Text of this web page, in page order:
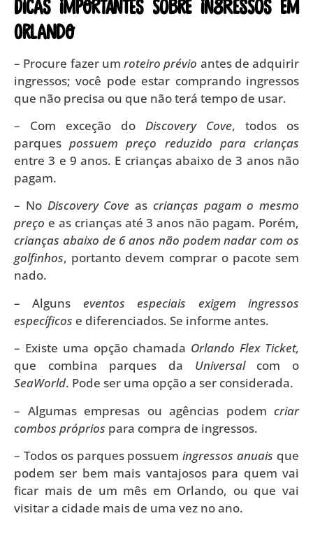
DICAS IMPORTANTES SOBRE INGRESSOS EM
ORLANDO
– Procure fazer um roteiro prévio antes de adquirir
ingressos; você pode estar comprando ingressos
que não precisa ou que não terá tempo de usar.
– Com exceção do Discovery Cove, todos os
parquespossuem preço reduzido para crianças
entre 3 e 9 anos. E crianças abaixo de 3 anos não
pagam.
– No Discovery Cove as crianças pagam o mesmo
preço e as crianças até 3 anos não pagam. Porém,
crianças abaixo de 6 anos não podem nadar com os
golfinhos, portanto devem comprar o pacote sem
nado.
– Alguns eventos especiais exigem ingressos
específicos e diferenciados. Se informe antes.
– Existe uma opção chamada Orlando Flex Ticket,
que combina parques da Universalcom o
SeaWorld. Pode ser uma opção a ser considerada.
– Algumas empresas ou agências podem criar
combos próprios para compra de ingressos.
– Todos os parques possuemingressos anuais que
podem ser bem mais vantajosos para quem vai
ficar mais de um mês em Orlando, ou que vai
visitar a cidade mais de uma vez no ano.